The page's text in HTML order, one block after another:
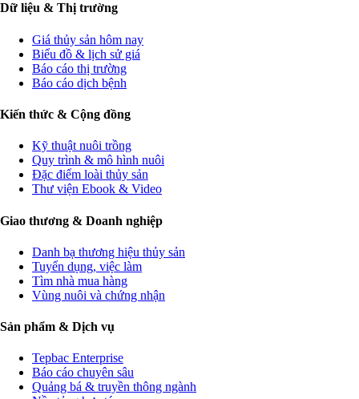
Dữ liệu & Thị trường
Giá thủy sản hôm nay
Biểu đồ & lịch sử giá
Báo cáo thị trường
Báo cáo dịch bệnh
Kiến thức & Cộng đồng
Kỹ thuật nuôi trồng
Quy trình & mô hình nuôi
Đặc điểm loài thủy sản
Thư viện Ebook & Video
Giao thương & Doanh nghiệp
Danh bạ thương hiệu thủy sản
Tuyển dụng, việc làm
Tìm nhà mua hàng
Vùng nuôi và chứng nhận
Sản phẩm & Dịch vụ
Tepbac Enterprise
Báo cáo chuyên sâu
Quảng bá & truyền thông ngành